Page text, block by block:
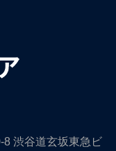
8 渋谷道玄坂東急ビ